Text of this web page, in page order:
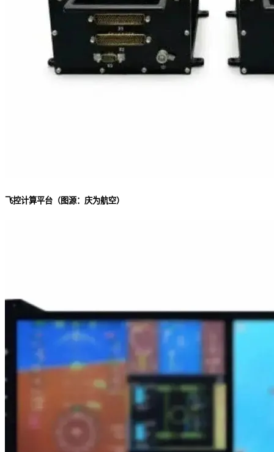
飞控计算平台（图源：庆为航空）